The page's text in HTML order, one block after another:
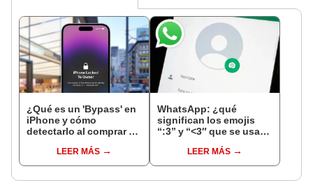
¿Qué es un 'Bypass' en
iPhone y cómo
detectarlo al comprar un
LEER MÁS
WhatsApp: ¿qué
significan los emojis
“:3” y “<3″ que se usan
LEER MÁS